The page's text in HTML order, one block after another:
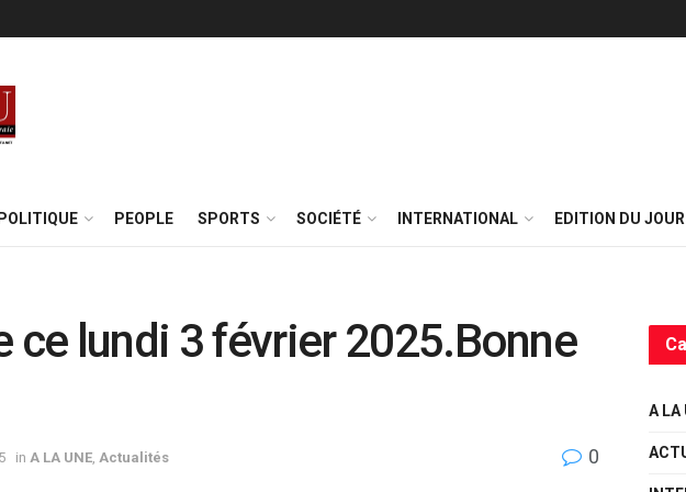
POLITIQUE PEOPLE SPORTS SOCIÉTÉ INTERNATIONAL EDITION DU
ce lundi 3 février 2025.Bonne
in A LA UNE Actualités 0
A LA